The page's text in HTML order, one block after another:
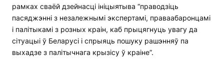
рамках сваёй дзейнасці ініцыятыва “праводзіць
пасяджэнні з незалежнымі экспертамі, праваабаронцамі
і палітыкамі з розных краін, каб прыцягнуць увагу да
сітуацыі ў Беларусі і спрыяць пошуку рашэнняў па
выхадзе з палітычнага крызісу ў краіне”.